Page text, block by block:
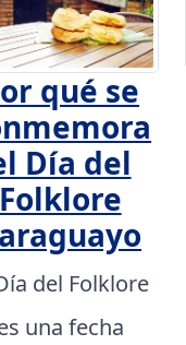
qué se
Día del
Folklore
del Folklore
una fecha